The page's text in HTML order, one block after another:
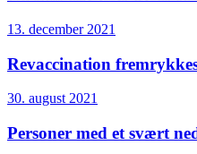
13. december 2021
Revaccination
30. august 2021
Personer med et svært